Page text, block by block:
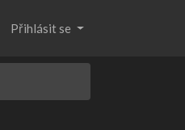
Přihlásit se